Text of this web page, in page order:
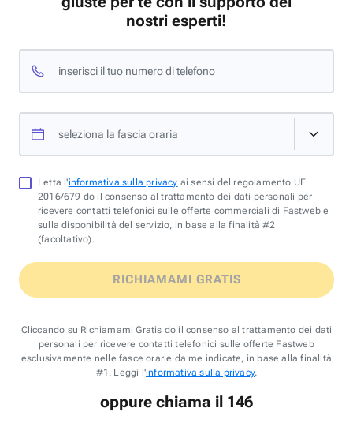
nostri esperti!
inserisci il tuo numero di telefono
seleziona la fascia oraria
Letta l'informativa sulla privacy ai sensi del regolamento UE
2016/679 do il consenso al trattamento dei dati personali per
ricevere contatti telefonici sulle offerte commerciali di Fastweb e
sulla disponibilità del servizio, in base alla finalità #2
(facoltativo).
RICHIAMAMI GRATIS
Cliccando su Richiamami Gratis do il consenso al trattamento dei dati
personali per ricevere contatti telefonici sulle offerte Fastweb
esclusivamente nelle fasce orarie da me indicate, in base alla finalità
#1. Leggi l'informativa sulla privacy.
oppure chiama il 146